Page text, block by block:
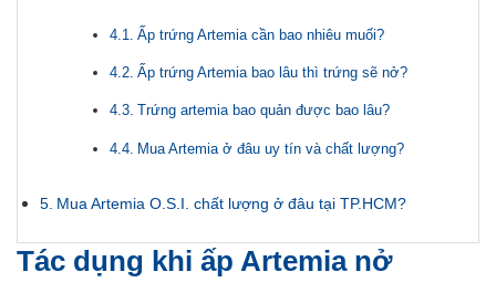
Ấp trứng Artemia cần bao nhiêu muối?
Ấp trứng Artemia bao lâu thì trứng sẽ nở?
Trứng artemia bao quản được bao lâu?
Mua Artemia ở đâu uy tín và chất lượng?
Mua Artemia O.S.I. chất lượng ở đâu tại TP.HCM?
Tác dụng khi ấp Artemia nở